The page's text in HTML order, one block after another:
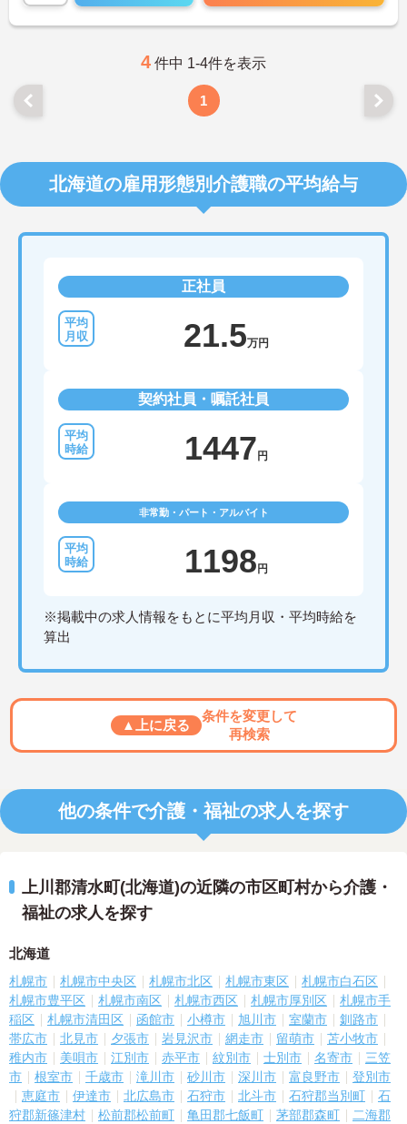
け、働きながらスキルアップも目指せます。
ご興味ある方には、面接対策ポイントなど、さらに
4 件中 1-4件を表示
1
北海道の雇用形態別介護職の平均給与
正社員
21.5万円
契約社員・嘱託社員
1447 円
非常勤・パート・アルバイト
1198 円
※掲載中の求人情報をもとに平均月収・平均時給を
算出
▲上に戻る
条件を変更して
再検索
他の条件で介護・福祉の求人を探す
上川郡清水町(北海道)の近隣の市区町村から介護・
福祉の求人を探す
北海道
札幌市 札幌市中央区 札幌市北区 札幌市東区
札幌市白石区
札幌市豊平区
札幌市南区 札幌市西区 札幌市厚別区
札幌市手
稲区
札幌市清田区 函館市 小樽市 旭川市 室蘭市
釧路市
帯広市
北見市 夕張市 岩見沢市 網走市 留萌市
苫小牧市
稚内市
美唄市 江別市 赤平市 紋別市 士別市 名寄市
三笠
市
根室市 千歳市 滝川市 砂川市 深川市 富良野市
登別市
恵庭市
伊達市 北広島市 石狩市 北斗市 石狩郡当別町
石
狩郡新篠津村
松前郡松前町 亀田郡七飯町 茅部郡森町
二海郡